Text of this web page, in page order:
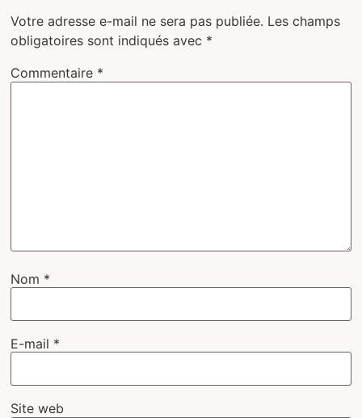
Votre adresse e-mail ne sera pas publiée. Les champs
obligatoires sont indiqués avec *
Commentaire *
Nom *
E-mail *
Site web